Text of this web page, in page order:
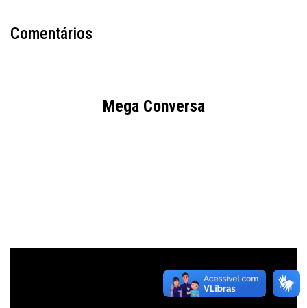
Comentários
Mega Conversa